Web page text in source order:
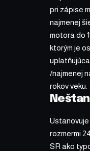
pri zápise
najmenej
motora do
ktorým je
/najmenej
rokov veku.
rozmermi
SR ako